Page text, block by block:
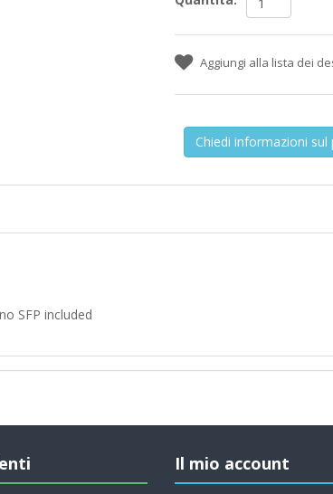
Chiedi informazioni
SFP included
Il mio account